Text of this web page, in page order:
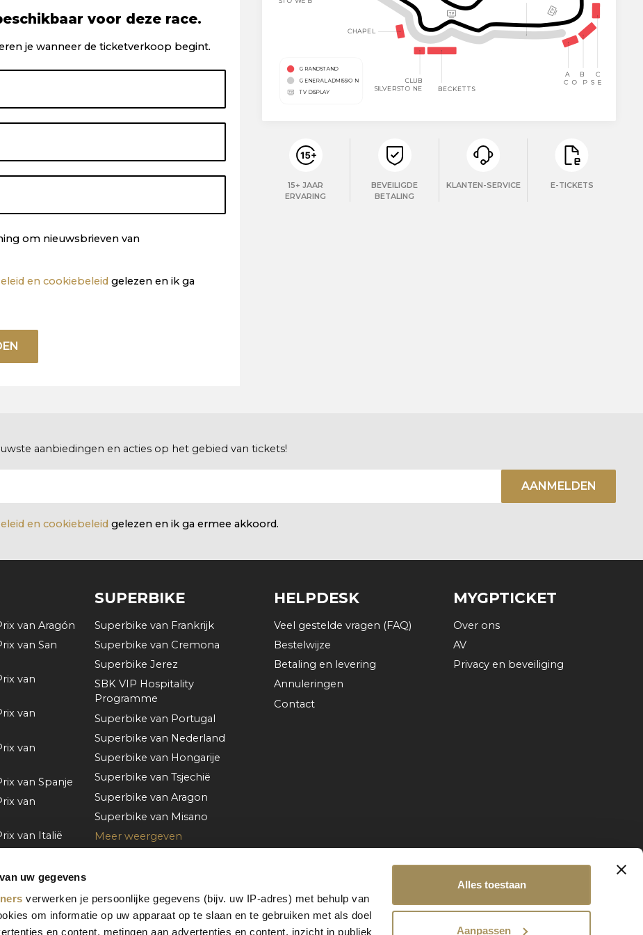
uw gegevens
verwerken je persoonlijke gegevens (bijv. uw IP-adres) met behulp van
om informatie op uw apparaat op te slaan en te gebruiken met als doel
en content, metingen aan advertenties en content, inzicht in publiek
Alles toestaan
Aanpassen
voor deze race.
je wanneer de ticketverkoop begint.
om nieuwsbrieven van
en cookiebeleid gelezen en ik ga
15+ JAAR
ERVARING
BEVEILIGDE
BETALING
KLANTEN-SERVICE E-TICKETS
aanbiedingen en acties op het gebied van tickets!
AANMELDEN
en cookiebeleid gelezen en ik ga ermee akkoord.
van Aragón
van San
van
van
van
van Spanje
van
van Italië
van
SUPERBIKE
Superbike van Frankrijk
Superbike van Cremona
Superbike Jerez
SBK VIP Hospitality
Programme
Superbike van Portugal
Superbike van Nederland
Superbike van Hongarije
Superbike van Tsjechië
Superbike van Aragon
Superbike van Misano
Meer weergeven
HELPDESK
Veel gestelde vragen (FAQ)
Bestelwijze
Betaling en levering
Annuleringen
Contact
MYGPTICKET
Over ons
AV
Privacy en beveiliging